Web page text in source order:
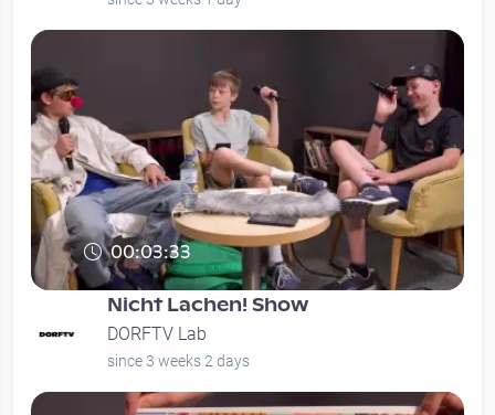
00:03:33
Nicht Lachen! Show
DORFTV Lab
since 3 weeks 2 days